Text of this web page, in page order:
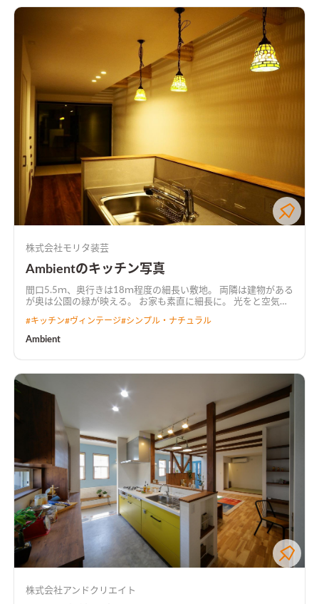
株式会社モリタ装芸
Ambientのキッチン写真
間口5.5ｍ、奥行きは18ｍ程度の細長い敷地。 両隣は建物がある
が奥は公園の緑が映える。 お家も素直に細長に。 光をと空気を
#キッチン#ヴィンテージ#シンプル・ナチュラル
Ambient
株式会社アンドクリエイト